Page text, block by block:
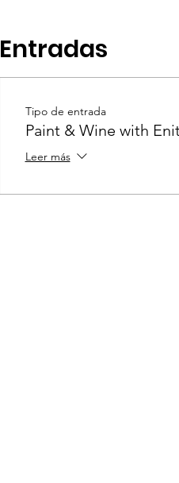
Entradas
Tipo de entrada
Paint & Wine with
Leer más